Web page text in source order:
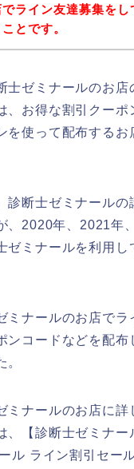
ライン友達募集をし
とです。
士ゼミナールのお店
、お得な割引クーポ
を使って配布するお
診断士ゼミナールの
、2020年、2021年
ゼミナールを利用し
ミナールのお店でラ
ンコードなどを配布
。
ミナールのお店に詳
、【診断士ゼミナー
ル ライン割引セー